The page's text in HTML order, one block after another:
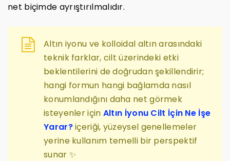
net biçimde ayrıştırılmalıdır.
Altın iyonu ve kolloidal altın arasındaki
teknik farklar, cilt üzerindeki etki
beklentilerini de doğrudan şekillendirir;
hangi formun hangi bağlamda nasıl
konumlandığını daha net görmek
isteyenler için Altın İyonu Cilt İçin Ne İşe
Yarar?içeriği, yüzeysel genellemeler
yerine kullanım temelli bir perspektif
sunar ✨